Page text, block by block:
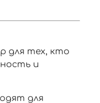
для тех, кто
и
для